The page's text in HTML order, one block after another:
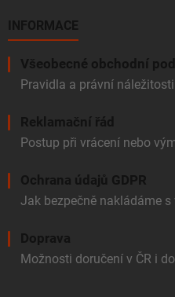
INFORMACE
Všeobecné obchodní
Pravidla a právní
Reklamační řád
Postup při vrácení nebo
Ochrana údajů GDPR
Jak bezpečně nakládáme s
Doprava
Možnosti doručení v ČR i